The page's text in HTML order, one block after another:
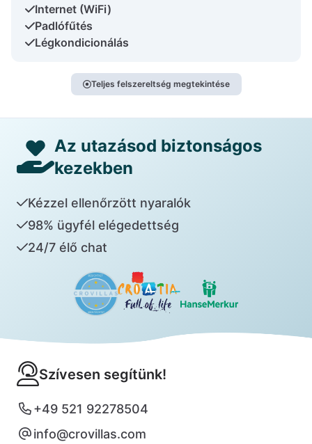
Internet (WiFi)
Padlófűtés
Légkondicionálás
Teljes felszereltség megtekintése
Az utazásod biztonságos
kezekben
Kézzel ellenőrzött nyaralók
98% ügyfél elégedettség
24/7 élő chat
Szívesen segítünk!
+49 521 92278504
info@crovillas.com